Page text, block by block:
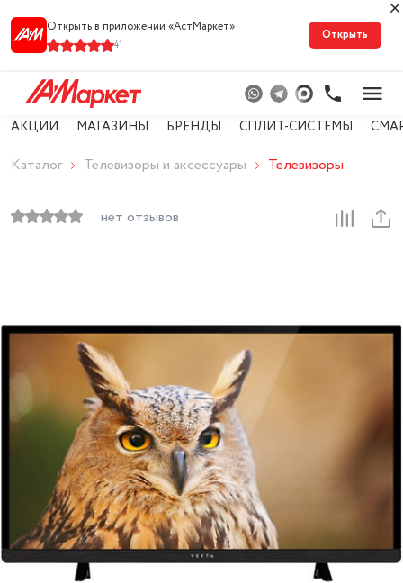
Открыть в приложении «АстМарке‪т‬»
41
Открыть
АКЦИИ МАГАЗИНЫ БРЕНДЫ СПЛИТ-СИСТЕМЫ
Каталог Телевизоры и аксессуары Телевизоры
нет отзывов